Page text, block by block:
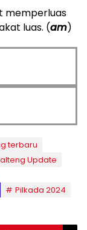
memperluas
luas. (am)
terbaru
Update
Pilkada 2024